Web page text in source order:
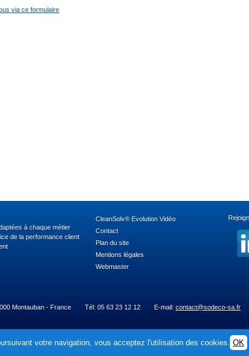
via ce formulaire
à chaque métier
de la performance client
CleanSolv® Evolution Vidéo
Contact
Plan du site
Mentions légales
Webmaster
Montauban - France Tél: 05 63 23 12 12 E-mail: contact@sodeco-sa.fr
votre navigation, vous acceptez l'utilisation des cookies. OK